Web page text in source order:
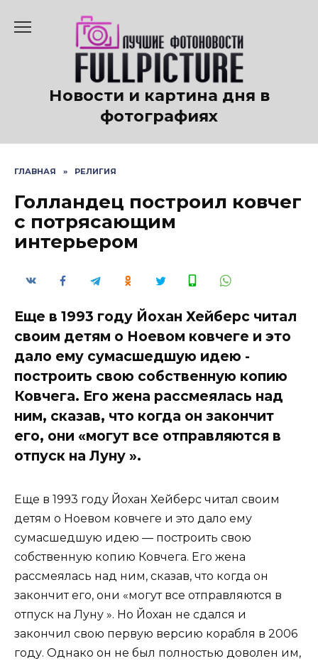
содержанию
Новости и картина дня в
фотографиях
ГЛАВНАЯ » РЕЛИГИЯ
Голландец построил ковчег
с потрясающим
интерьером
Еще в 1993 году Йохан Хейберс читал
своим детям о Ноевом ковчеге и это
дало ему сумасшедшую идею -
построить свою собственную копию
Ковчега. Его жена рассмеялась над
ним, сказав, что когда он закончит
его, они «могут все отправляются в
отпуск на Луну ».
Еще в 1993 году Йохан Хейберс читал своим
детям о Ноевом ковчеге и это дало ему
сумасшедшую идею — построить свою
собственную копию Ковчега. Его жена
рассмеялась над ним, сказав, что когда он
закончит его, они «могут все отправляются в
отпуск на Луну ». Но Йохан не сдался и
закончил свою первую версию корабля в 2006
году. Однако он не был полностью доволен им,